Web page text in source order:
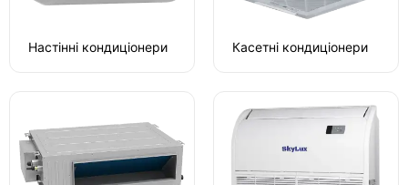
Настінні кондиціонери Касетні кондиціонери